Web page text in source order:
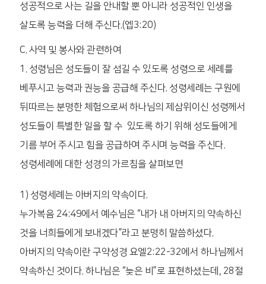
성공적으로 사는 길을 안내할 뿐 아니라 성공적인 인생을
살도록 능력을 더해 주신다.(엡3:20)
C. 사역 및 봉사와 관련하여
1. 성령님은 성도들이 잘 섬길 수 있도록 성령으로 세례를
베푸시고 능력과 권능을 공급해 주신다. 성령세례는 구원에
뒤따르는 분명한 체험으로써 하나님의 제삼위이신 성령께서
성도들이 특별한 일을 할 수 있도록 하기 위해 성도들에게
기름 부어 주시고 힘을 공급하여 주시며 능력을 주신다.
성령세례에 대한 성경의 가르침을 살펴보면
1) 성령세례는 아버지의 약속이다.
누가복음 24:49에서 예수님은 “내가 내 아버지의 약속하신
것을 너희들에게 보내겠다”라고 분명히 말씀하셨다.
아버지의 약속이란 구약성경 요엘2:22-32에서 하나님께서
약속하신 것이다. 하나님은 “늦은 비”로 표현하셨는데, 28절